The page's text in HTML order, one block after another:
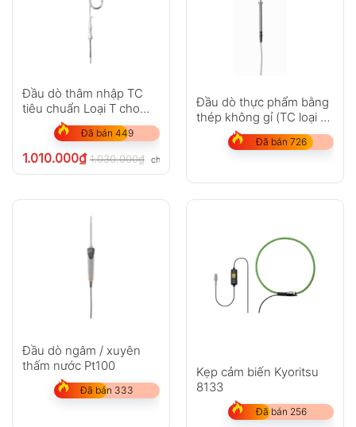
Đầu dò thâm nhập TC
tiêu chuẩn Loại T cho
testo 108
Đã bán 449
1.010.000₫ 1.030.000₫ chưa VAT 8%
Đầu dò thực phẩm bằng
thép không gỉ (TC loại T)
– với cáp PUR
Đã bán 726
Đầu dò ngâm / xuyên
thấm nước Pt100
Đã bán 333
Kẹp cảm biến Kyoritsu
8133
Đã bán 256